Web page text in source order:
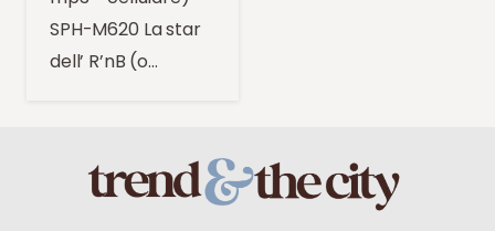
SPH-M620 La star
dell’ R’nB (o…